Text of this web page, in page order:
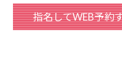
指名してWEB予約